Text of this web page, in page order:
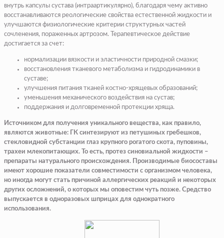
внутрь капсулы сустава (интраартикулярно), благодаря чему активно
восстанавливаются реологические свойства естественной жидкости и
улучшаются физиологические критерии структурных частей
сочленения, пораженных артрозом. Терапевтическое действие
достигается за счет:
нормализации вязкости и эластичности природной смазки;
восстановления тканевого метаболизма и гидродинамики в
суставе;
улучшения питания тканей костно-хрящевых образований;
уменьшения механического воздействия на сустав;
поддержания и долговременной протекции хряща.
Источником для получения уникального вещества, как правило,
являются животные: ГК синтезируют из петушиных гребешков,
стекловидной субстанции глаз крупного рогатого скота, пуповины,
трахеи млекопитающих. То есть, протез синовиальной жидкости –
препараты натурального происхождения. Производимые биосоставы
имеют хорошие показатели совместимости с организмом человека,
но иногда могут стать причиной аллергических реакций и некоторых
других осложнений, о которых мы оповестим чуть позже. Средство
выпускается в одноразовых шприцах для однократного
использования.